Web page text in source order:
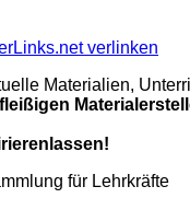
verlinken
Materialien,
für Lehrkräfte